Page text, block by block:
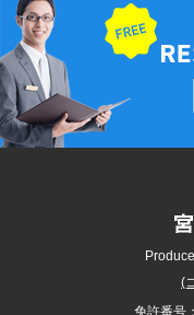
(
免許番号